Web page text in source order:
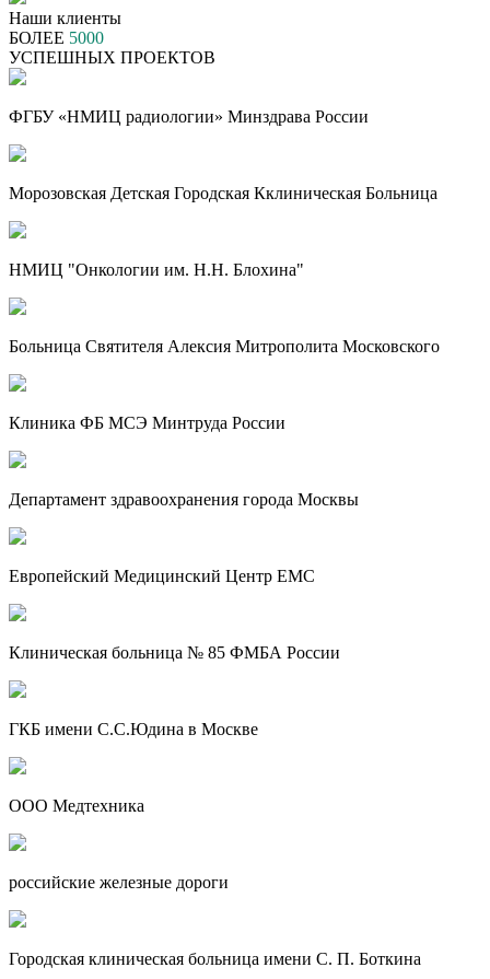
Наши клиенты
БОЛЕЕ 5000
УСПЕШНЫХ ПРОЕКТОВ
ФГБУ «НМИЦ радиологии» Минздрава России
Морозовская Детская Городская Кклиническая Больница
НМИЦ "Онкологии им. Н.Н. Блохина"
Больница Святителя Алексия Митрополита Московского
Клиника ФБ МСЭ Минтруда России
Департамент здравоохранения города Москвы
Европейский Медицинский Центр EMC
Клиническая больница № 85 ФМБА России
ГКБ имени С.С.Юдина в Москве
ООО Медтехника
российские железные дороги
Городская клиническая больница имени С. П. Боткина